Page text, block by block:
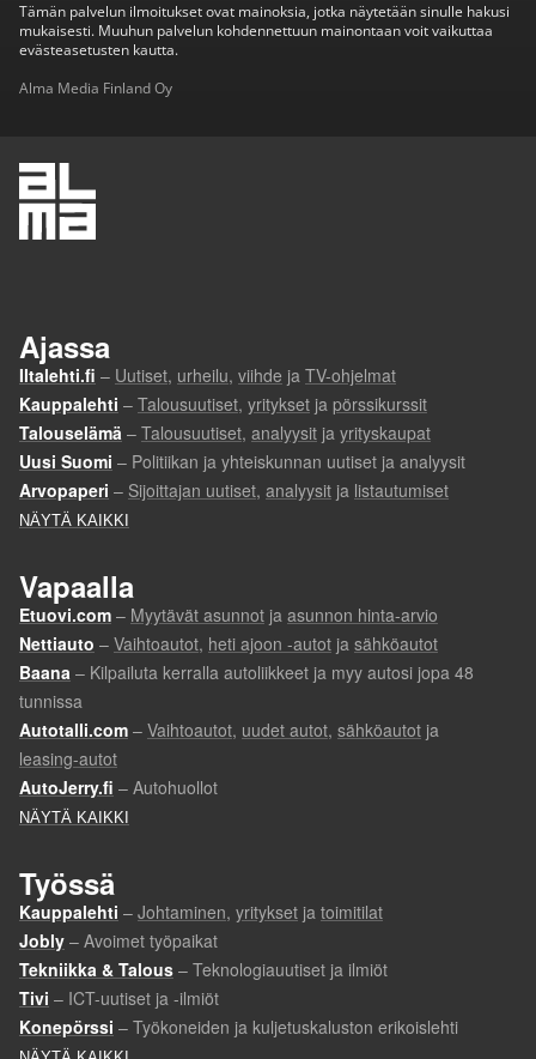
Tämän palvelun ilmoitukset ovat mainoksia, jotka näytetään sinulle hakusi
mukaisesti. Muuhun palvelun kohdennettuun mainontaan voit vaikuttaa
evästeasetusten kautta.
Alma Media Finland Oy